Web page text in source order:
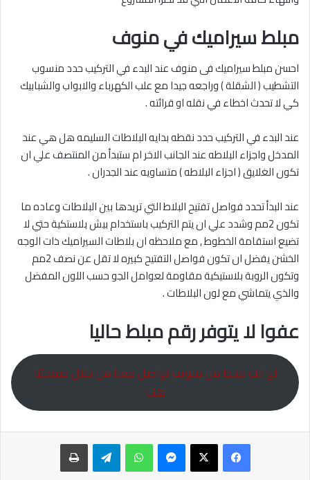
مبلط سيراميك في منوف
احسن مبلط سيراميك فى منوف عند البدء في التركيب حدد منسوب
التشطيب ( الشقلة ) وراجعه جيدا مع علب الكهرباء والابواب والشبابيك
كي لا تحدث اخطاء في نقله او قرائته .
عند البدء في التركيب حدد نقطه بدايه البلاطات السليمه هل هي عند
المدخل واجزاء البلاطه عند الجانب الاخر ام ستبدأ من المنتصف علي ان
تكون الغلايق ( اجزاء البلاطه ) متساويه عند الجدران .
عند البدأ تحدد فواصل تفتيح البلاط التي تريدها بين البلاطات وعاده ما
تكون 2مم وشدد علي ان يتم التركيب باستخدام بيش بلاستكية حتي لا
تضيع استقامة الخطوط , مع ملاحظه ان بلاطات السيراميك ذات الوجه
الخشن يفضل ان تكون فواصل التفتيح كبيره لا تقل عن نصف 2مم
وتكون الروبة بلاستيكية مقاومة لعوامل الجو حسب اللون المفضل
والذي يتماشي مع لون البلاطات .
عفوا لا يتوفر رقم مبلط حاليا
لو انت مبلط من منوف تواصل معنا من خلال صفحتنا
هنـا
ماسنجر واتساب تيلقرام طباعة